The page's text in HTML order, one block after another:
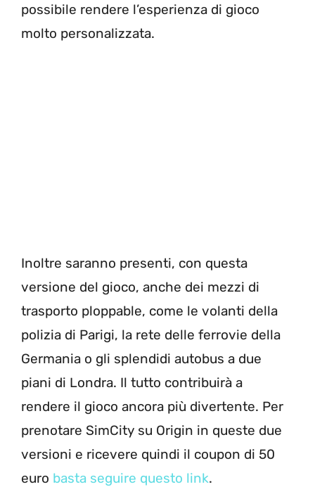
possibile rendere l’esperienza di gioco
molto personalizzata.
Inoltre saranno presenti, con questa
versione del gioco, anche dei mezzi di
trasporto ploppable, come le volanti della
polizia di Parigi, la rete delle ferrovie della
Germania o gli splendidi autobus a due
piani di Londra. Il tutto contribuirà a
rendere il gioco ancora più divertente. Per
prenotare SimCity su Origin in queste due
versioni e ricevere quindi il coupon di 50
euro basta seguire questo link.